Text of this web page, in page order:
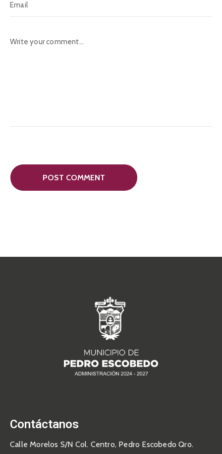
Contáctanos
Calle Morelos S/N Col. Centro, Pedro Escobedo Qro.